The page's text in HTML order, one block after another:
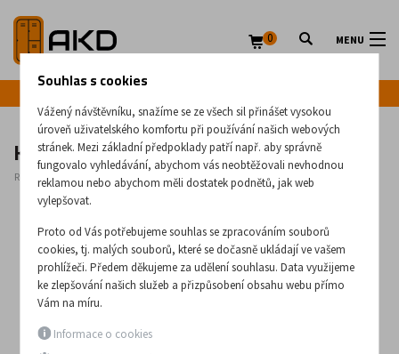
MENU
0
Kovový policový regál Rmm 319
Rozměry: 1200 700 (mm)
Souhlas s cookies
Vážený návštěvníku, snažíme se ze všech sil přinášet vysokou
úroveň uživatelského komfortu při používání našich webových
stránek. Mezi základní předpoklady patří např. aby správně
fungovalo vyhledávání, abychom vás neobtěžovali nevhodnou
reklamou nebo abychom měli dostatek podnětů, jak web
vylepšovat.
Proto od Vás potřebujeme souhlas se zpracováním souborů
cookies, tj. malých souborů, které se dočasně ukládají ve vašem
prohlížeči. Předem děkujeme za udělení souhlasu. Data využijeme
ke zlepšování našich služeb a přizpůsobení obsahu webu přímo
Vám na míru.
Informace o cookies